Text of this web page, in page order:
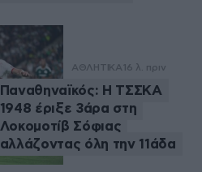
ΑΘΛΗΤΙΚΑ 16 λ. πριν
Παναθηναϊκός: Η ΤΣΣΚΑ
1948 έριξε 3άρα στη
Λοκομοτίβ Σόφιας
αλλάζοντας όλη την 11άδα